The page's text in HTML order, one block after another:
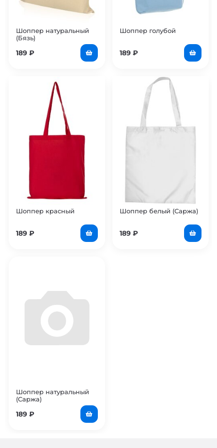
Шоппер натуральный
(Бязь)
189 ₽
Шоппер голубой
189 ₽
Шоппер красный
189 ₽
Шоппер белый (Саржа)
189 ₽
Шоппер натуральный
(Саржа)
189 ₽